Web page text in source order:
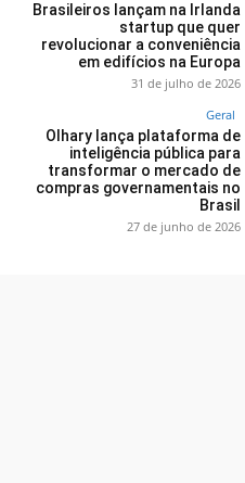
Brasileiros lançam na Irlanda
startup que quer
revolucionar a conveniência
em edifícios na Europa
31 de julho de 2026
Geral
Olhary lança plataforma de
inteligência pública para
transformar o mercado de
compras governamentais no
Brasil
27 de junho de 2026